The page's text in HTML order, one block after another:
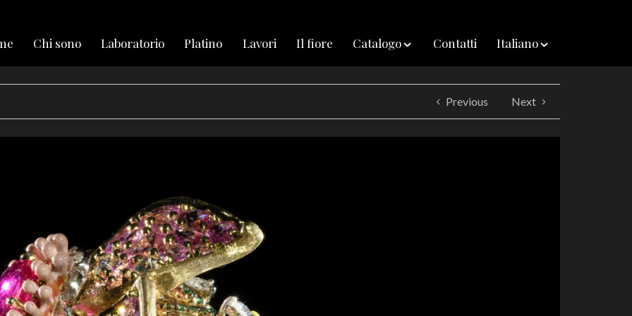
Chi sono Laboratorio Platino Lavori Il fiore Catalogo Contatti Italiano
Previous Next